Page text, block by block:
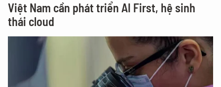
Việt Nam cần phát triển AI First, hệ sinh
thái cloud